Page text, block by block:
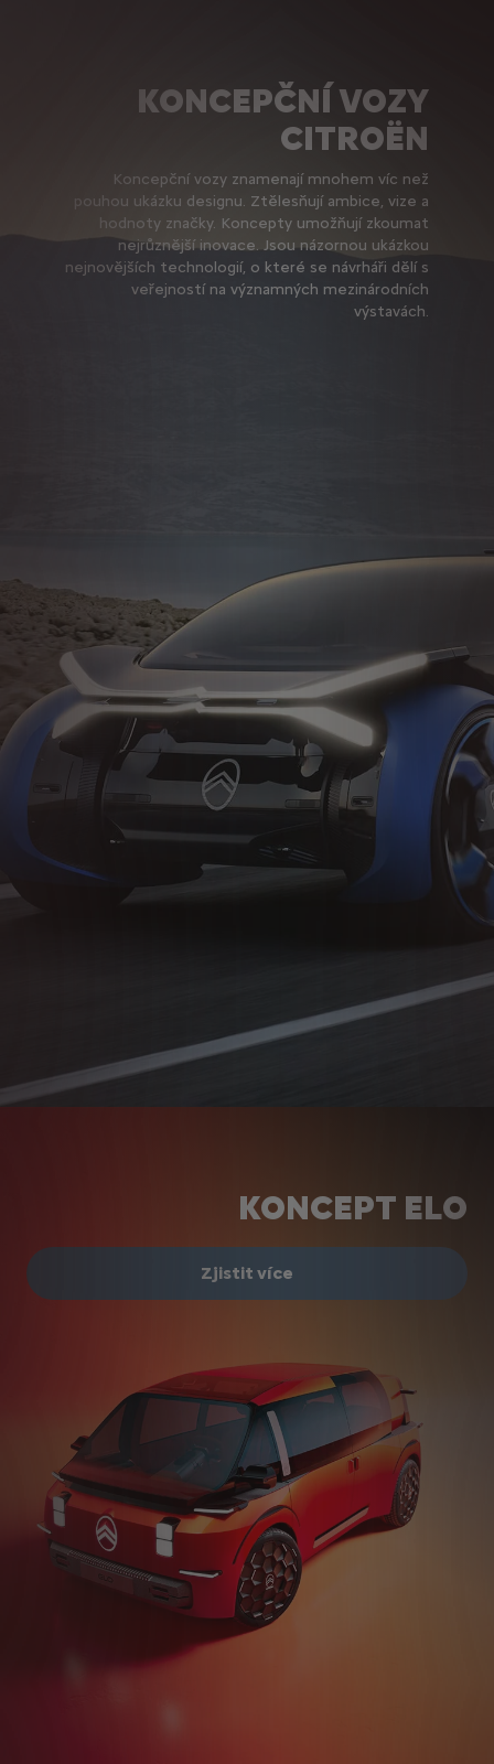
KONCEPČNÍ VOZY
CITROËN
Koncepční vozy znamenají mnohem víc než
pouhou ukázku designu. Ztělesňují ambice, vize a
hodnoty značky. Koncepty umožňují zkoumat
nejrůznější inovace. Jsou názornou ukázkou
nejnovějších technologií, o které se návrháři dělí s
veřejností na významných mezinárodních
výstavách.
KONCEPT ELO
Zjistit více